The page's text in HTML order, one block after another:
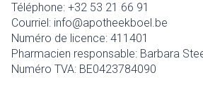
Téléphone: +32 53 21 66 91
Courriel: info@apotheekboel.be
Numéro de licence: 411401
Pharmacien responsable: Barbara
Numéro TVA: BE0423784090